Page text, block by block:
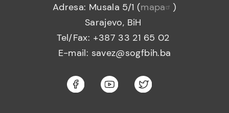
Adresa: Musala 5/1 (mapa
)
Sarajevo, BiH
Tel/Fax: +387 33 21 65 02
E-mail: savez@sogfbih.ba